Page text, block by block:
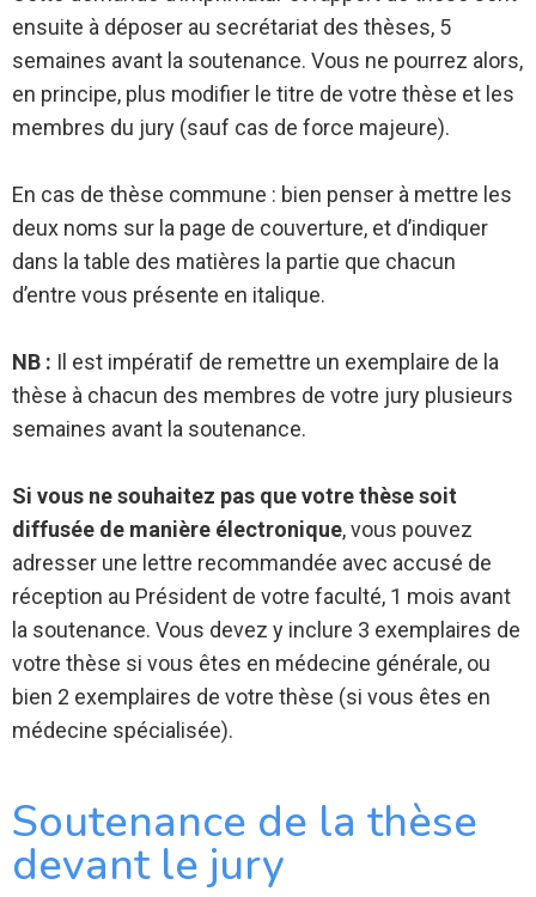
ensuite à déposer au secrétariat des thèses, 5
semaines avant la soutenance. Vous ne pourrez alors,
en principe, plus modifier le titre de votre thèse et les
membres du jury (sauf cas de force majeure).
En cas de thèse commune : bien penser à mettre les
deux noms sur la page de couverture, et d’indiquer
dans la table des matières la partie que chacun
d’entre vous présente en italique.
NB : Il est impératif de remettre un exemplaire de la
thèse à chacun des membres de votre jury plusieurs
semaines avant la soutenance.
Si vous ne souhaitez pas que votre thèse soit
diffusée de manière électronique, vous pouvez
adresser une lettre recommandée avec accusé de
réception au Président de votre faculté, 1 mois avant
la soutenance. Vous devez y inclure 3 exemplaires de
votre thèse si vous êtes en médecine générale, ou
bien 2 exemplaires de votre thèse (si vous êtes en
médecine spécialisée).
Soutenance de la thèse
devant le jury